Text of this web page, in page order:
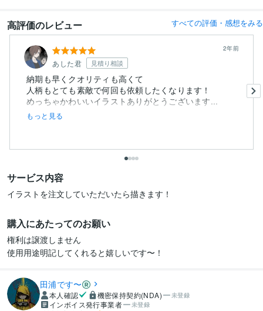
高評価のレビュー すべての評価・感想をみる
あした君 見積り相談
2年前
納期も早くクオリティも高くて
人柄もとても素敵で何回も依頼したくなります！
めっちゃかわいいイラストありがとうございます...
もっと見る
サービス内容
イラストを注文していただいたら描きます！
購入にあたってのお願い
権利は譲渡しません
使用用途明記してくれると嬉しいです〜！
田浦です〜
本人確認 機密保持契約(NDA) 未登録
インボイス発行事業者 未登録